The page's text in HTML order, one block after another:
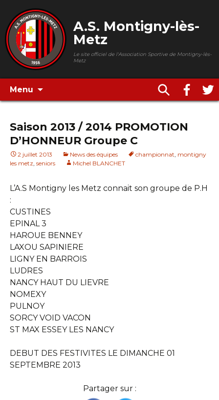
A.S. Montigny-lès-
Metz
Le site officiel de l'Association Sportive de Montigny-lès-
Metz
Menu
Saison 2013 / 2014 PROMOTION
D’HONNEUR Groupe C
2 juillet 2013 News des équipes championnat, montigny
les metz, seniors Michel BLANCHET
L’A.S Montigny les Metz connait son groupe de P.H
:
CUSTINES
EPINAL 3
HAROUE BENNEY
LAXOU SAPINIERE
LIGNY EN BARROIS
LUDRES
NANCY HAUT DU LIEVRE
NOMEXY
PULNOY
SORCY VOID VACON
ST MAX ESSEY LES NANCY
DEBUT DES FESTIVITES LE DIMANCHE 01
SEPTEMBRE 2013
Partager sur :